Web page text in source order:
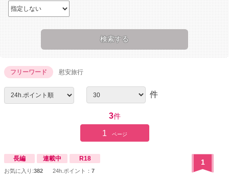
フリーワード 慰安旅行
件
3件
1 ページ
長編 連載中 R18
お気に入り:382 24h.ポイント： 7
1